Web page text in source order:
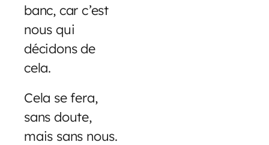
banc, car c’est
nous qui
décidons de
cela.
Cela se fera,
sans doute,
mais sans nous.